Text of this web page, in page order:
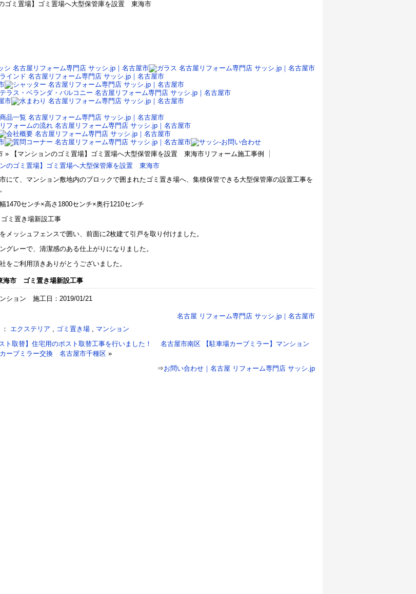
ゴミ置場】ゴミ置場へ大型保管庫を設置 東海市
» 【マンションのゴミ置場】ゴミ置場へ大型保管庫を設置 東海市リフォーム施工事例
ンのゴミ置場】ゴミ置場へ大型保管庫を設置 東海市
にて、マンション敷地内のブロックで囲まれたゴミ置き場へ、集積保管できる大型保管庫の設置工事を
幅1470センチ×高さ1800センチ×奥行1210センチ
メッシュフェンスで囲い、前面に2枚建て引戸を取り付けました。
グレーで、清潔感のある仕上がりになりました。
をご利用頂きありがとうございました。
海市 ゴミ置き場新設工事
ション 施工日：2019/01/21
名古屋 リフォーム専門店 サッシ.jp｜名古屋市
エクステリア , ゴミ置き場 , マンション
スト取替】住宅用のポスト取替工事を行いました！ 名古屋市南区
【駐車場カーブミラー】マンション
ーブミラー交換 名古屋市千種区 »
⇒お問い合わせ｜名古屋 リフォーム専門店 サッシ.jp